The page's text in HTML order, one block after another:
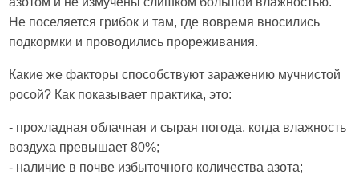
Не поселяется грибок и там, где вовремя вносились
подкормки и проводились прореживания.
Какие же факторы способствуют заражению мучнистой
росой? Как показывает практика, это:
- прохладная облачная и сырая погода, когда влажность
воздуха превышает 80%;
- наличие в почве избыточного количества азота;